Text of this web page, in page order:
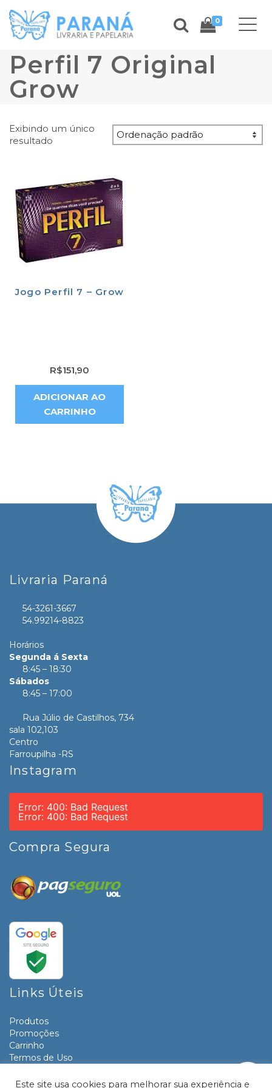
0
Perfil 7 Original
Grow
Exibindo um único
resultado
Jogo Perfil 7 – Grow
R$151,90
ADICIONAR AO
CARRINHO
Livraria Paraná
54-3261-3667
54.99214-8823
Horários
Segunda á Sexta
8:45 – 18:30
Sábados
8:45 – 17:00
Rua Júlio de Castilhos, 734
sala 102,103
Centro
Farroupilha -RS
Instagram
Error: 400: Bad Request
Error: 400: Bad Request
Compra Segura
Links Úteis
Produtos
Promoções
Carrinho
Termos de Uso
Contato
Este site usa cookies para melhorar sua experiência e